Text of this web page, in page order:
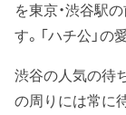
を東京・渋谷駅
す。「ハチ公」
渋谷の人気の待
の周りには常に